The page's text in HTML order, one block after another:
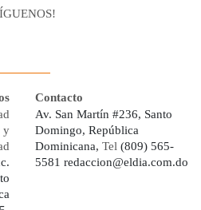
y
Contacto
Av. San Martín #236, Santo
Domingo, República
Dominicana, Tel (809) 565-
5581 redaccion@eldia.com.do